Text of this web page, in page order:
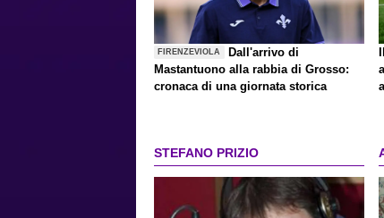
FIRENZEVIOLA
Dall'arrivo di
Mastantuono alla rabbia di Grosso:
cronaca di una giornata storica
STEFANO PRIZIO